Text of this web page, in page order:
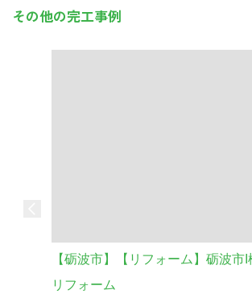
その他の完工事例
【砺波市】【リフォーム】砺波市
リフォーム